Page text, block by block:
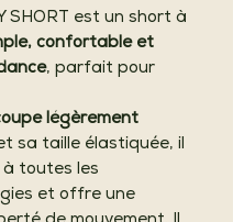
SHORT est un short à
confortable et
, parfait pour
légèrement
sa taille élastiquée, il
à toutes les
et offre une